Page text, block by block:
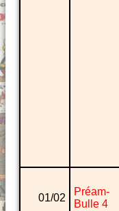
01/02
Préam-
Bulle 4